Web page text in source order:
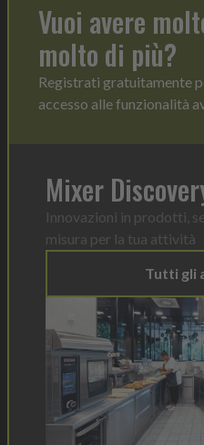
Vuoi avere
molto di più?
Registrati gratuitamente
accesso alle funzionalità
Mixer
Innovazioni in prodotti,
misura per la tua attività
Tutti gli